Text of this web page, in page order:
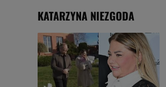
KATARZYNA NIEZGODA